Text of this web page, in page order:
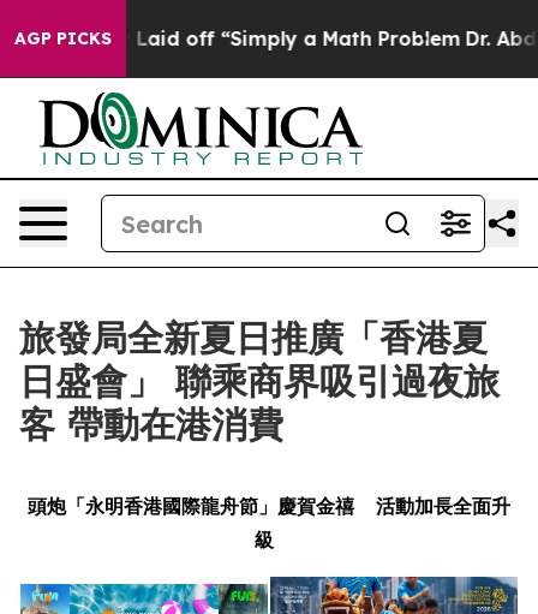
AGP PICKS
Laid off “Simply a Math Problem Dr. Abdul El-
旅發局全新夏日推廣「香港夏
日盛會」 聯乘商界吸引過夜旅
客 帶動在港消費
頭炮「永明香港國際龍舟節」慶賀金禧
活動加長全面升
級